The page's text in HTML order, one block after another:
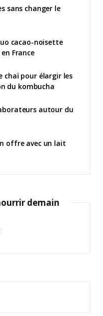
sans changer le
cacao-noisette
France
chaï pour élargir les
du kombucha
autour du
offre avec un lait
demain